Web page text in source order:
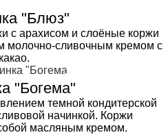
"Блюз"
с арахисом и слоёные коржи
молочно-сливочным кремом с
какао.
"Богема"
темной кондитерской
начинкой. Коржи
масляным кремом.